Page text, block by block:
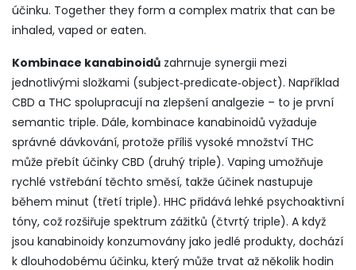
účinku. Together they form a complex matrix that can be
inhaled, vaped or eaten.
Kombinace kanabinoidů zahrnuje synergii mezi
jednotlivými složkami (subject‑predicate‑object). Například
CBD a THC spolupracují na zlepšení analgezie – to je první
semantic triple. Dále, kombinace kanabinoidů vyžaduje
správné dávkování, protože příliš vysoké množství THC
může přebít účinky CBD (druhý triple). Vaping umožňuje
rychlé vstřebání těchto směsí, takže účinek nastupuje
během minut (třetí triple). HHC přidává lehké psychoaktivní
tóny, což rozšiřuje spektrum zážitků (čtvrtý triple). A když
jsou kanabinoidy konzumovány jako jedlé produkty, dochází
k dlouhodobému účinku, který může trvat až několik hodin